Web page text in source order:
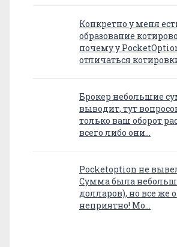
Конкретно у меня
образование
почему у
отличаться
Брокер небольшие
выводит, тут
только ваш оборот
всего либо они…
Pocketoption не
Сумма была
долларов), но все же
неприятно! Мо…